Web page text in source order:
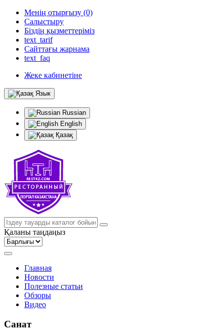
Менің отырғызу (0)
Салыстыру
Біздің қызметтеріміз
text_tarif
Сайттағы жарнама
text_faq
Жеке кабинетіне
Язык
Russian
English
Қазақ
Қаланы таңдаңыз
Главная
Новости
Полезные статьи
Обзоры
Видео
Санат